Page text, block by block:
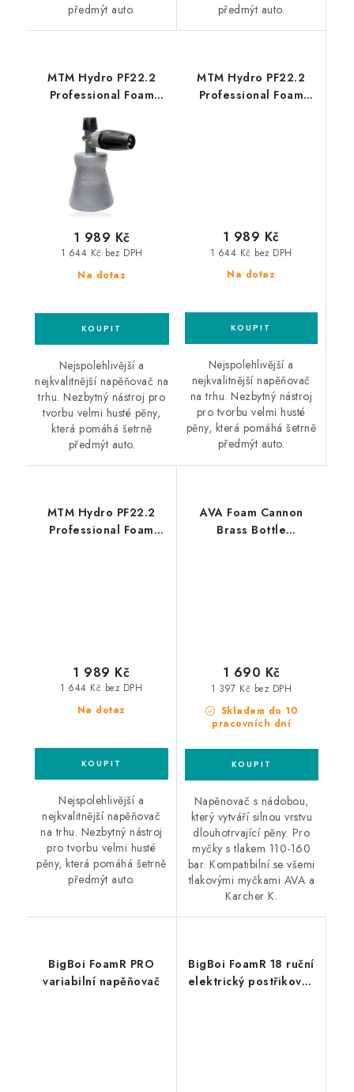
předmýt auto.
předmýt auto.
MTM Hydro PF22.2
Professional Foam
profesionální
napěňovač
Na dotaz
1 644 Kč bez DPH
1 989 Kč
Nejspolehlivější a
nejkvalitnější napěňovač na
trhu. Nezbytný nástroj pro
tvorbu velmi husté pěny,
která pomáhá šetrně
předmýt auto.
MTM Hydro PF22.2
Professional Foam
Na dotaz
1 644 Kč bez DPH
1 989 Kč
Nejspolehlivější a
nejkvalitnější napěňovač
na trhu. Nezbytný nástroj
pro tvorbu velmi husté
pěny, která pomáhá šetrně
předmýt auto.
MTM Hydro PF22.2
Professional Foam
Na dotaz
1 644 Kč bez DPH
1 989 Kč
Nejspolehlivější a
nejkvalitnější napěňovač
na trhu. Nezbytný nástroj
pro tvorbu velmi husté
pěny, která pomáhá šetrně
předmýt auto.
AVA Foam Cannon
Brass Bottle
Skladem do 10
pracovních dní
1 397 Kč bez DPH
1 690 Kč
Napěnovač s nádobou,
který vytváří silnou vrstvu
dlouhotrvající pěny. Pro
myčky s tlakem 110-160
bar. Kompatibilní se všemi
tlakovými myčkami AVA a
Karcher K.
BigBoi FoamR PRO
variabilní napěňovač
BigBoi FoamR 18 ruční
elektrický postřikovač